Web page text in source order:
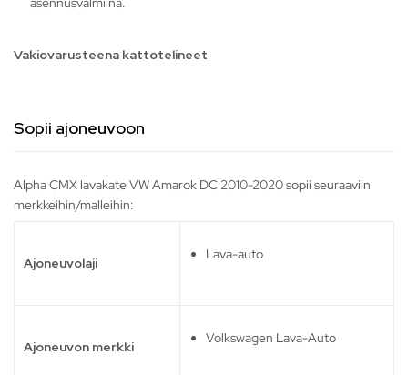
Vakiovarusteena kattotelineet
Sopii ajoneuvoon
Alpha CMX lavakate VW Amarok DC 2010-2020 sopii seuraaviin
merkkeihin/malleihin:
Ajoneuvolaji
Lava-auto
Ajoneuvon merkki
Volkswagen Lava-Auto